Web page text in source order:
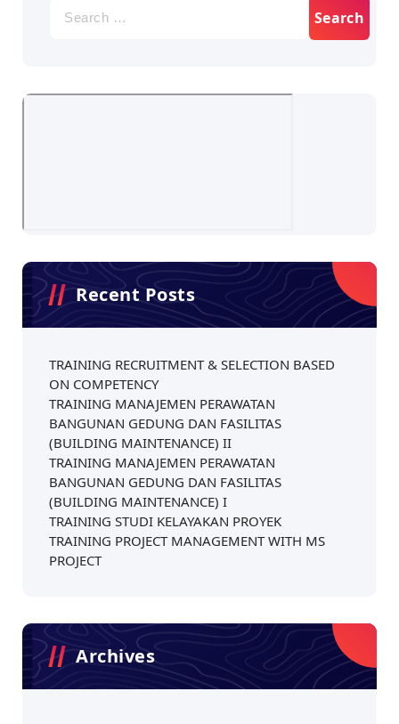
Recent Posts
TRAINING RECRUITMENT & SELECTION BASED
ON COMPETENCY
TRAINING MANAJEMEN PERAWATAN
BANGUNAN GEDUNG DAN FASILITAS
(BUILDING MAINTENANCE) II
TRAINING MANAJEMEN PERAWATAN
BANGUNAN GEDUNG DAN FASILITAS
(BUILDING MAINTENANCE) I
TRAINING STUDI KELAYAKAN PROYEK
TRAINING PROJECT MANAGEMENT WITH MS
PROJECT
Archives